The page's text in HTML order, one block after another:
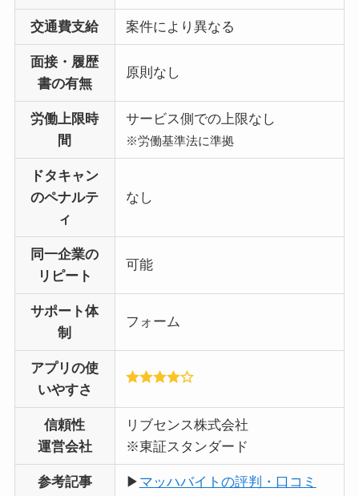
交通費支給 案件により異なる
面接・履歴
書の有無
原則なし
労働上限時
間
サービス側での上限なし
※労働基準法に準拠
ドタキャン
のペナルテ
ィ
なし
同一企業の
リピート
可能
サポート体
制
フォーム
アプリの使
いやすさ
信頼性
運営会社
リブセンス株式会社
※東証スタンダード
参考記事 ▶ マッハバイトの評判・口コミ